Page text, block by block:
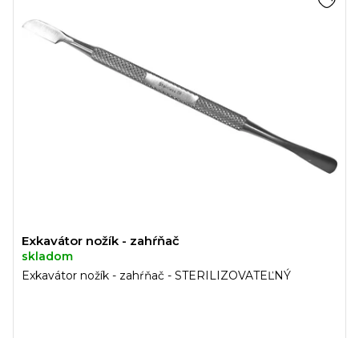
Exkavátor nožík - zahŕňač
skladom
Exkavátor nožík - zahŕňač - STERILIZOVATEĽNÝ